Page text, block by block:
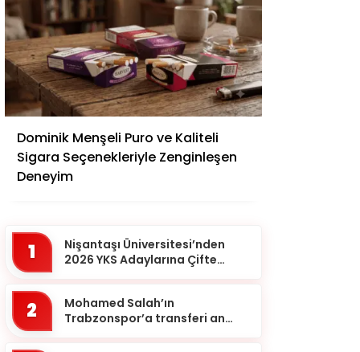
Dominik Menşeli Puro ve Kaliteli
Sigara Seçenekleriyle Zenginleşen
Deneyim
1
Nişantaşı Üniversitesi’nden
2026 YKS Adaylarına Çifte
2
Mohamed Salah’ın
Trabzonspor’a transferi an
Adana
Adıyaman
Afyonkarahisar
Amasya
Antalya